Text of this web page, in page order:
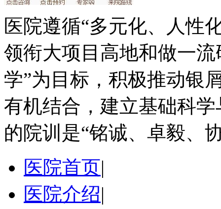
医院遵循“多元化、人性
领衔大项目高地和做一
学”为目标，积极推动银
有机结合，建立基础科
的院训是“铭诚、卓毅、
医院首页|
医院介绍|